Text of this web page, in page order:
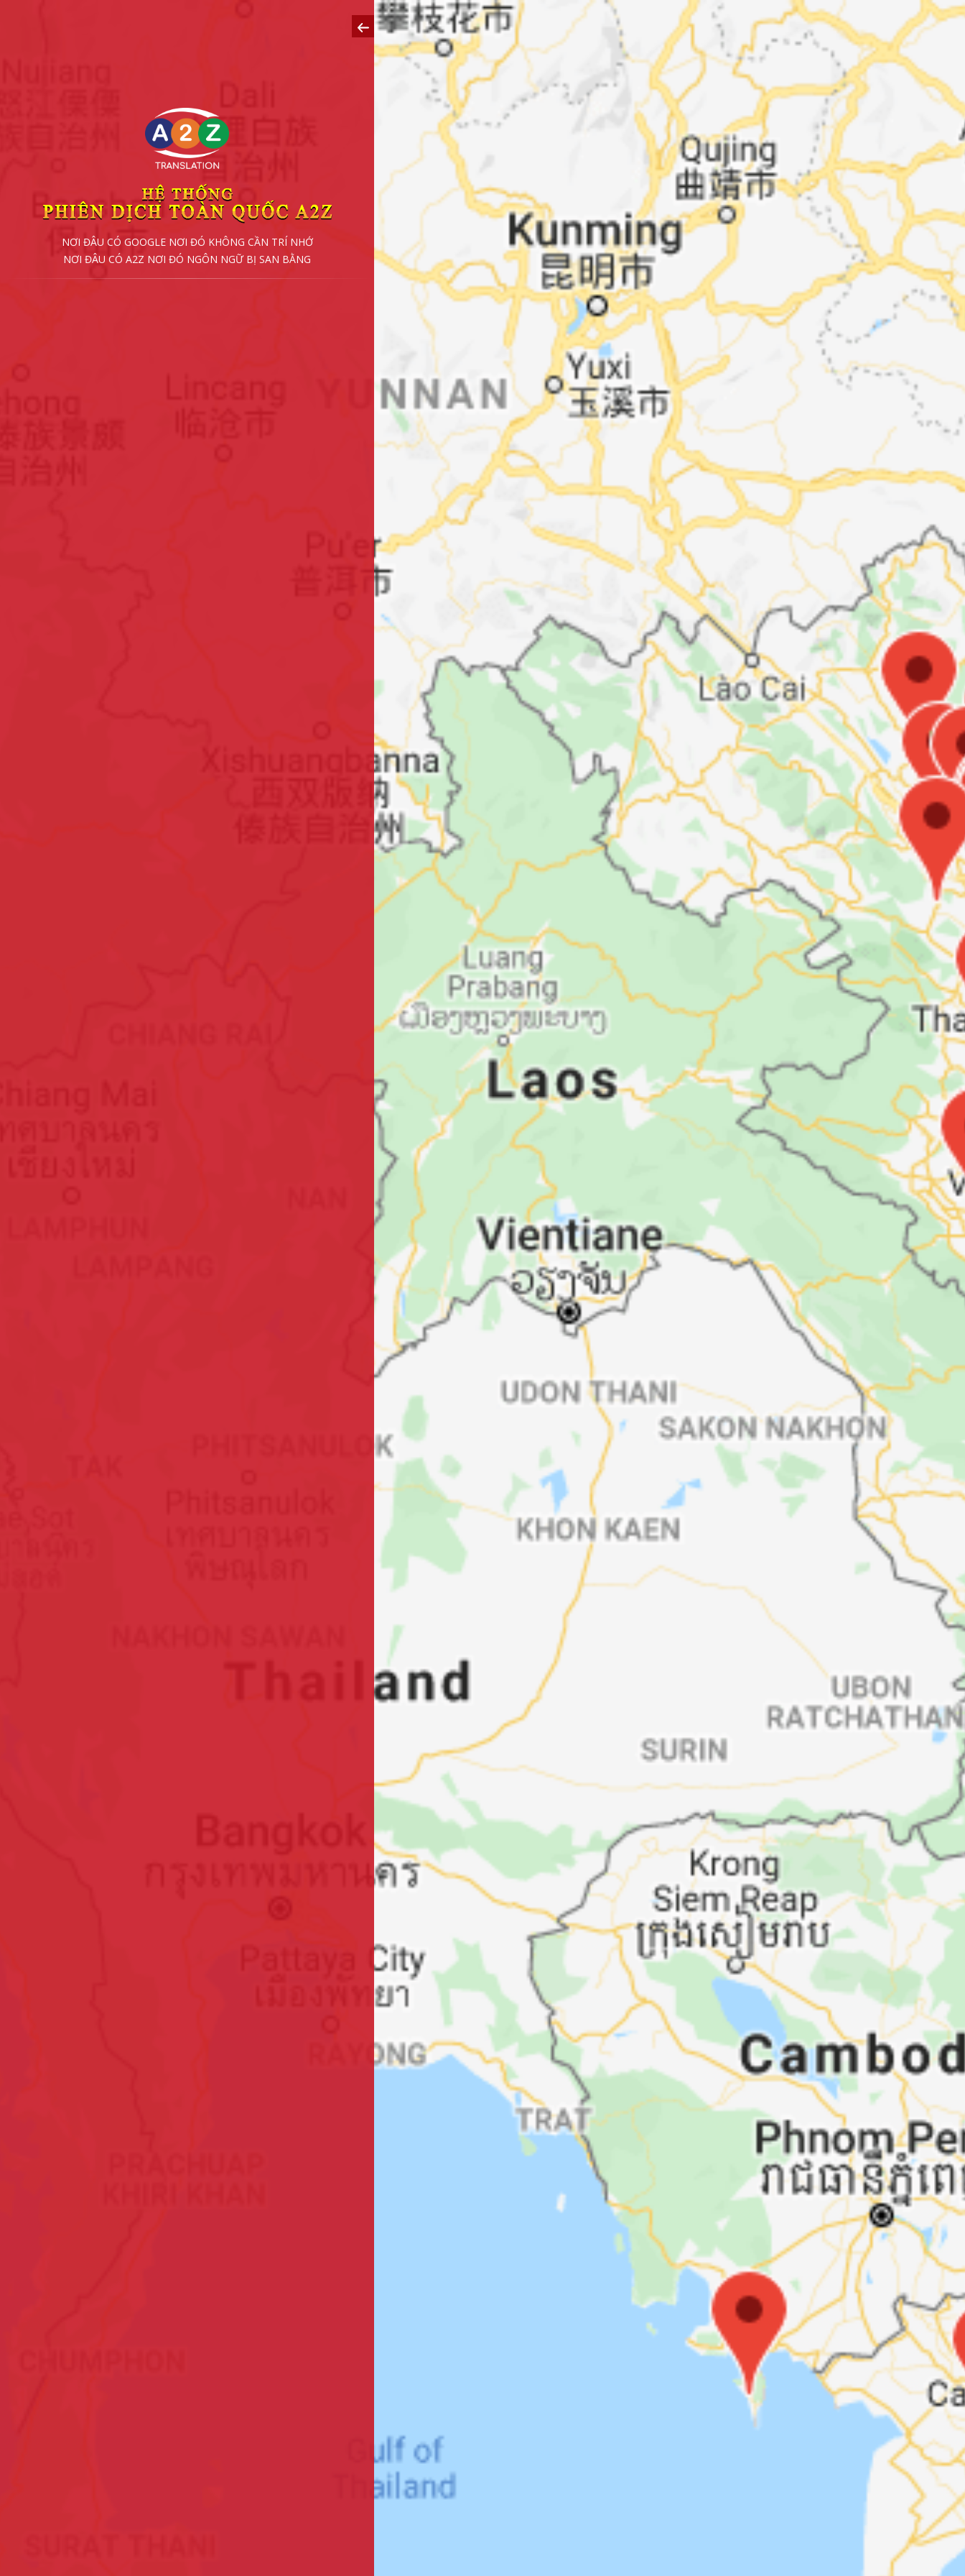
NƠI ĐÂU CÓ GOOGLE NƠI ĐÓ KHÔNG CẦN TRÍ NHỚ
NƠI ĐÂU CÓ A2Z NƠI ĐÓ NGÔN NGỮ BỊ SAN BẰNG